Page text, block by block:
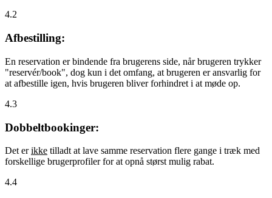
4.2
Afbestilling:
En reservation er bindende fra brugerens side, når brugeren trykker
"reservér/book", dog kun i det omfang, at brugeren er ansvarlig for
at afbestille igen, hvis brugeren bliver forhindret i at møde op.
4.3
Dobbeltbookinger:
Det erikke tilladt at lave samme reservation flere gange i træk med
forskellige brugerprofiler for at opnå størst mulig rabat.
4.4